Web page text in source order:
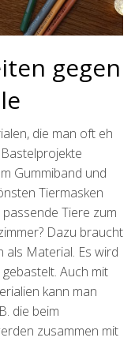
gegen
die man oft eh
Gummiband und
Tiermasken
Tiere zum
Dazu braucht
als Material. Es wird
Auch mit
kann man
die beim
zusammen mit